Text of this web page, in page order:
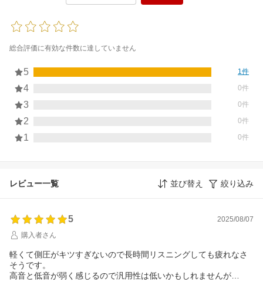
総合評価に有効な件数に達していません
5 1件
4 0件
3 0件
2 0件
1 0件
レビュー一覧 並び替え 絞り込み
5
2025/08/07
購入者さん
軽くて側圧がキツすぎないので長時間リスニングしても疲れなさ
そうです。
高音と低音が弱く感じるので汎用性は低いかもしれませんが